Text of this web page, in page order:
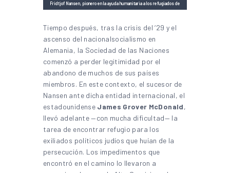
Fridtjof Nansen, pionero en la ayuda humanitaria a los refugiados de
Tiempo después, tras la crisis del ‘29 y el
ascenso del nacionalsocialismo en
Alemania, la Sociedad de las Naciones
comenzó a perder legitimidad por el
abandono de muchos de sus países
miembros. En este contexto, el sucesor de
Nansen ante dicha entidad internacional, el
estadounidense James Grover McDonald,
llevó adelante —con mucha dificultad— la
tarea de encontrar refugio para los
exiliados políticos judíos que huían de la
persecución. Los impedimentos que
encontró en el camino lo llevaron a